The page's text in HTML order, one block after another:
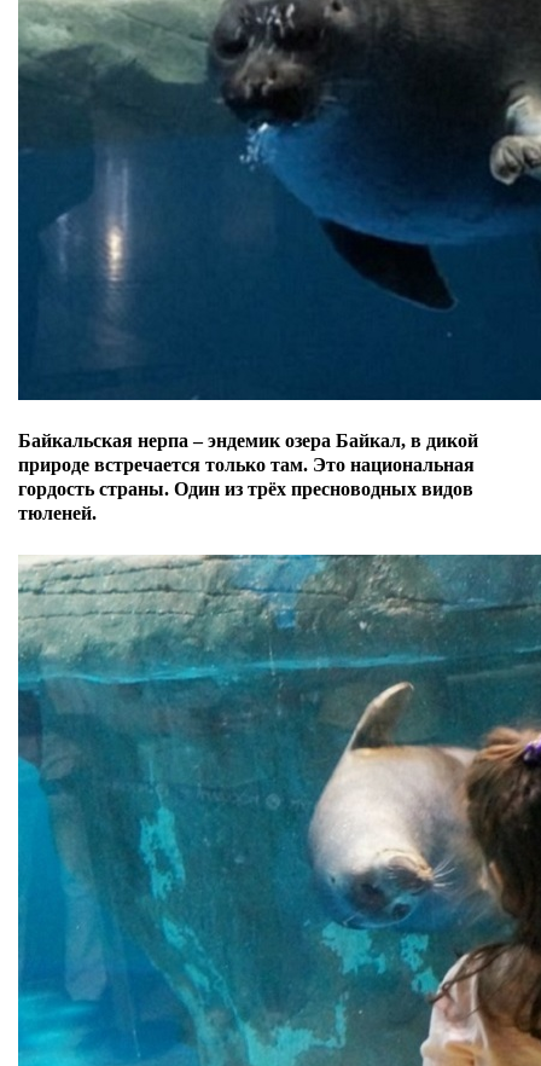
Байкальская нерпа – эндемик озера Байкал, в дикой
природе встречается только там. Это национальная
гордость страны. Один из трёх пресноводных видов
тюленей.